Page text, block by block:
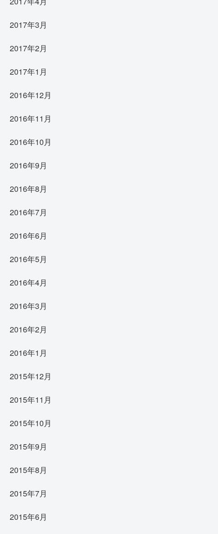
2017年3月
2017年2月
2017年1月
2016年12月
2016年11月
2016年10月
2016年9月
2016年8月
2016年7月
2016年6月
2016年5月
2016年4月
2016年3月
2016年2月
2016年1月
2015年12月
2015年11月
2015年10月
2015年9月
2015年8月
2015年7月
2015年6月